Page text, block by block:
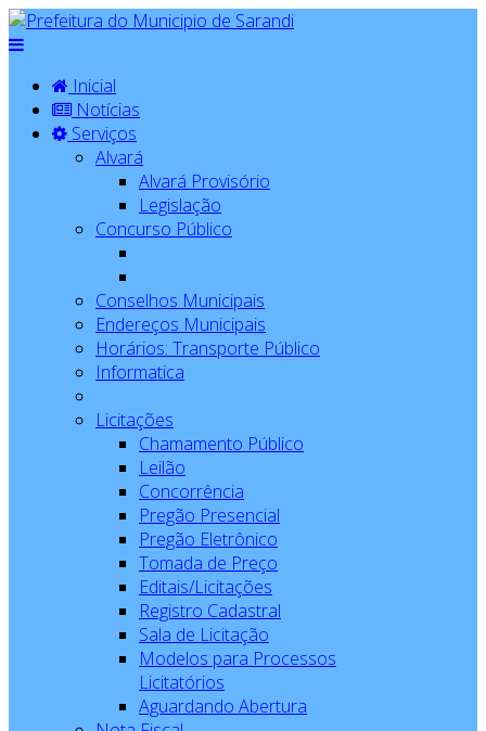
Inicial
Notícias
Serviços
Alvará
Alvará Provisório
Legislação
Concurso Público
Conselhos Municipais
Endereços Municipais
Horários: Transporte Público
Informatica
Licitações
Chamamento Público
Leilão
Concorrência
Pregão Presencial
Pregão Eletrônico
Tomada de Preço
Editais/Licitações
Registro Cadastral
Sala de Licitação
Modelos para Processos
Licitatórios
Aguardando Abertura